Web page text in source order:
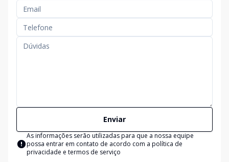
Enviar
As informações serão utilizadas para que a nossa equipe
possa entrar em contato de acordo com a política de
privacidade e termos de serviço